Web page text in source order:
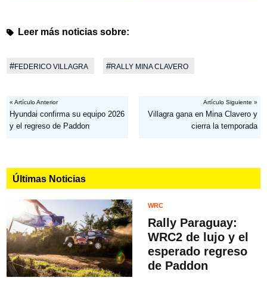
Leer más noticias sobre:
#FEDERICO VILLAGRA #RALLY MINA CLAVERO
« Artículo Anterior
Hyundai confirma su equipo 2026
y el regreso de Paddon
Artículo Siguiente »
Villagra gana en Mina Clavero y
cierra la temporada
Últimas Noticias
WRC
Rally Paraguay:
WRC2 de lujo y el
esperado regreso
de Paddon